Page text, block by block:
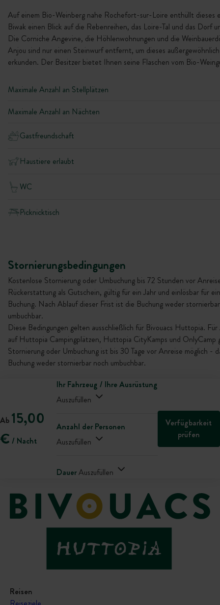
Auf einem Bio-Weinberg nahe Rochefort-sur-Loire enthüllt dieses
Biwak einen Blick auf die Rebenreihen, das Loire-Tal und das Dorf
Die Corniche Angevine, die Höhlenwohnungen und die
Anjou sind nur einen Steinwurf entfernt, um dieses
erkunden. Der Besitzer bietet Ihnen seine Flaschen vom Bio-
Maximale Anzahl an Stellplätzen
Maximale Anzahl an Nächten
Gastfreundschaft
Haustiere erlaubt
WC
Picknicktisch
Stornierungsbedingungen
Kostenlose Stornierung oder Umbuchung bis 72 Stunden vor
Rückerstattung als Gutschein, gültig für ein Jahr und einlösbar für
Buchung. Nach Ablauf dieser Frist ist die Buchung weder
umbuchbar.
Diese Bedingungen gelten ausschließlich für Bivouacs Huttopia.
auf Huttopia Campingplätzen, Huttopia CityKamps und OnlyCamp
Stornierung oder Umbuchung ist bis 30 Tage vor Anreise möglich -
Buchung weder stornierbar noch umbuchbar.
Ab 15,00
€ / Nacht
Ihr Fahrzeug / Ihre Ausrüstung
Auszufüllen
Anzahl der Personen
Auszufüllen
DauerAuszufüllen
Verfügbarkeit
prüfen
Reisen